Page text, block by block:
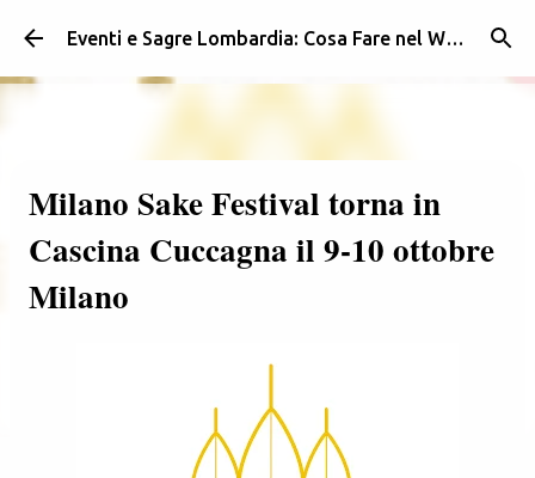
Passa ai contenuti principali Eventi e Sagre Lombardia: Cosa Fare nel Weekend | Weekendidea
Milano Sake Festival torna in
Cascina Cuccagna il 9-10 ottobre
Milano